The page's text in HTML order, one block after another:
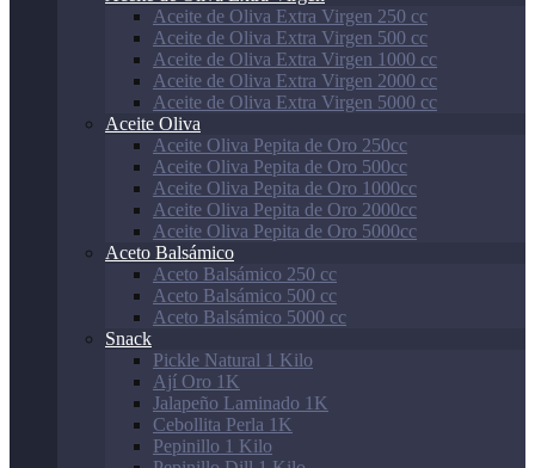
Aceite de Oliva Extra Virgen 250 cc
Aceite de Oliva Extra Virgen 500 cc
Aceite de Oliva Extra Virgen 1000 cc
Aceite de Oliva Extra Virgen 2000 cc
Aceite de Oliva Extra Virgen 5000 cc
Aceite Oliva
Aceite Oliva Pepita de Oro 250cc
Aceite Oliva Pepita de Oro 500cc
Aceite Oliva Pepita de Oro 1000cc
Aceite Oliva Pepita de Oro 2000cc
Aceite Oliva Pepita de Oro 5000cc
Aceto Balsámico
Aceto Balsámico 250 cc
Aceto Balsámico 500 cc
Aceto Balsámico 5000 cc
Snack
Pickle Natural 1 Kilo
Ají Oro 1K
Jalapeño Laminado 1K
Cebollita Perla 1K
Pepinillo 1 Kilo